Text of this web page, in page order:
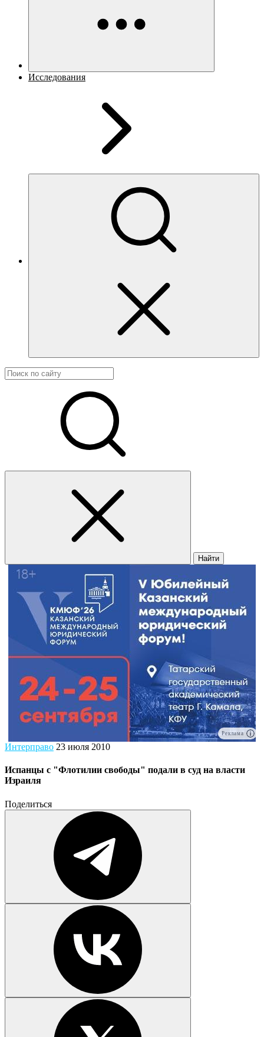
Исследования
Найти
Реклама
Интерправо 23 июля 2010
Испанцы с "Флотилии свободы" подали в суд на власти
Израиля
Поделиться